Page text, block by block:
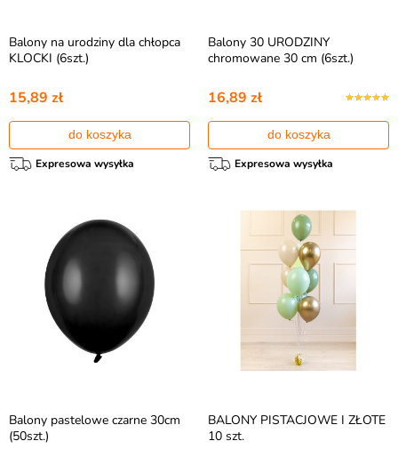
Balony na urodziny dla chłopca
KLOCKI (6szt.)
15,89 zł
do koszyka
Expresowa wysyłka
Balony 30 URODZINY
chromowane 30 cm (6szt.)
16,89 zł
do koszyka
Expresowa wysyłka
Balony pastelowe czarne 30cm
(50szt.)
BALONY PISTACJOWE I ZŁOTE
10 szt.